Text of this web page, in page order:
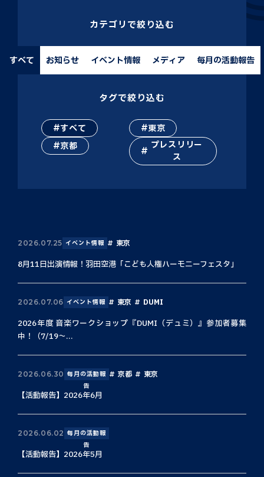
カテゴリで絞り込む
すべて お知らせ イベント情報 メディア 毎月の活動報告
タグで絞り込む
すべて
東京
京都
プレスリリー
ス
2026.07.25 イベント情報 東京
8月11日出演情報！羽田空港「こども人権ハーモニーフェスタ」
2026.07.06 イベント情報 東京 DUMI
2026年度 音楽ワークショップ『DUMI（デュミ）』参加者募集
中！（7/19〜...
2026.06.30 毎月の活動報
告
京都 東京
【活動報告】2026年6月
2026.06.02 毎月の活動報
告
【活動報告】2026年5月